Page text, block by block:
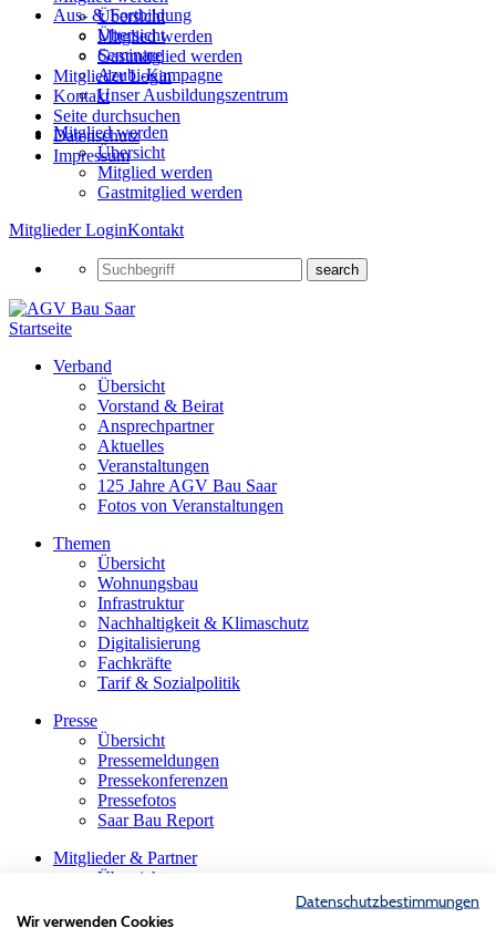
Übersicht
Mitglied werden
Gastmitglied werden
Mitglieder Login
Kontakt
Seite durchsuchen
Datenschutz
Impressum
Aus- & Fortbildung
Übersicht
Seminare
Azubi-Kampagne
Unser Ausbildungszentrum
Mitglied werden
Übersicht
Mitglied werden
Gastmitglied werden
Mitglieder LoginKontakt
Startseite
Verband
Übersicht
Vorstand & Beirat
Ansprechpartner
Aktuelles
Veranstaltungen
125 Jahre AGV Bau Saar
Fotos von Veranstaltungen
Themen
Übersicht
Wohnungsbau
Infrastruktur
Nachhaltigkeit & Klimaschutz
Digitalisierung
Fachkräfte
Tarif & Sozialpolitik
Presse
Übersicht
Pressemeldungen
Pressekonferenzen
Pressefotos
Saar Bau Report
Mitglieder & Partner
Übersicht
Die saarländische Bauindustrie
Datenschutzbestimmungen
Wir verwenden Cookies